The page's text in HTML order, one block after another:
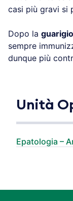
casi più gravi si
Dopo la
sempre
dunque più
Unità
Epatologia –